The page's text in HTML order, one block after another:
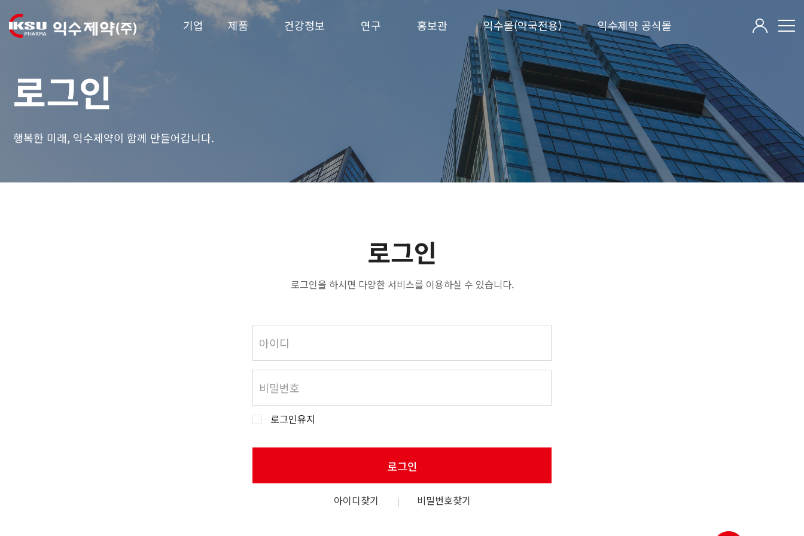
기업 제품 건강정보 연구 홍보관 익수몰(약국전용) 익수제약 공식몰
로그인
행복한 미래, 익수제약이 함께 만들어갑니다.
로그인
로그인을 하시면 다양한 서비스를 이용하실 수 있습니다.
로그인유지
로그인
아이디찾기 비밀번호찾기